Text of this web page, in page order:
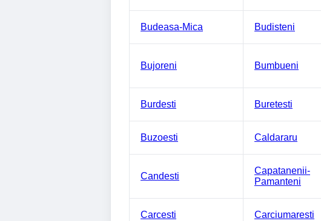
Budeasa-Mica Budisteni
Bujoreni Bumbueni
Burdesti Buretesti
Buzoesti Caldararu
Candesti
Capatanenii-
Pamanteni
Carcesti Carciumaresti